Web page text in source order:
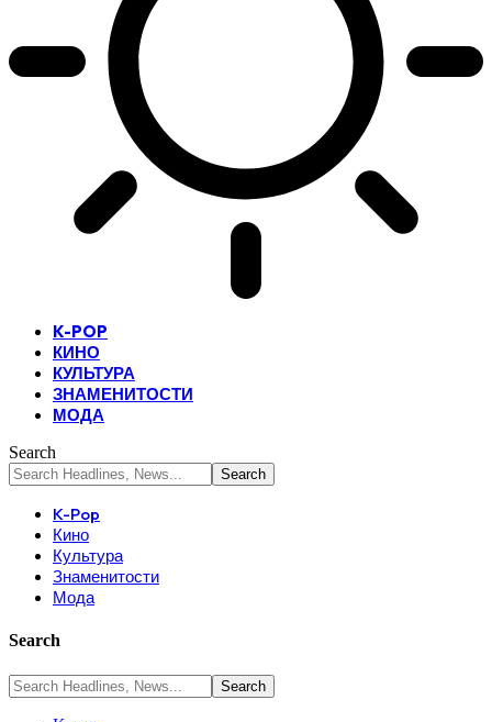
K-POP
КИНО
КУЛЬТУРА
ЗНАМЕНИТОСТИ
МОДА
Search
K-Pop
Кино
Культура
Знаменитости
Мода
Search